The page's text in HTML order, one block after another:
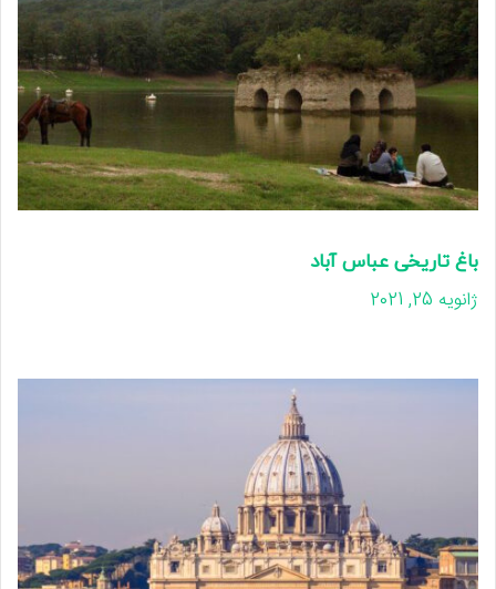
باغ تاریخی عباس آباد
ژانویه 25, 2021